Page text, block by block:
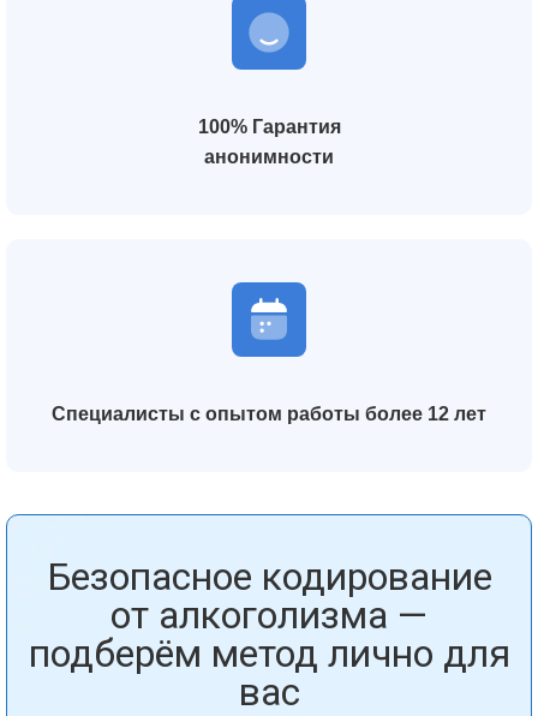
100% Гарантия
анонимности
Специалисты с опытом работы более 12 лет
Безопасное кодирование
от алкоголизма —
подберём метод лично для
вас